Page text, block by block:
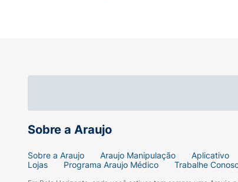
Sobre a Araujo
Sobre a Araujo Araujo Manipulação Aplicativo
Lojas
Programa Araujo Médico Trabalhe